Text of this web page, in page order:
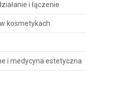
i łączenie
kosmetykach
i medycyna estetyczna